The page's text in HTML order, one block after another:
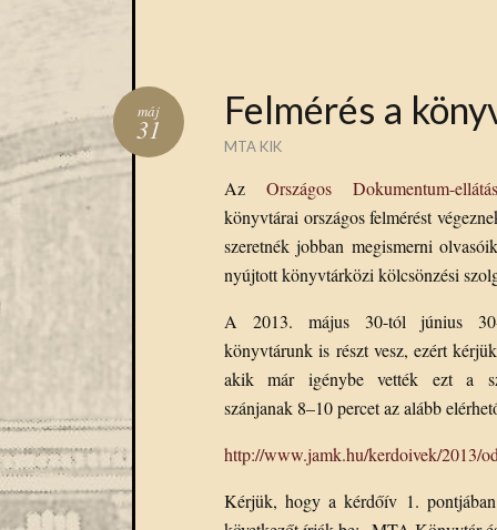
Felmérés a
máj
31
MTA KIK
Az Országos Dokumentum-
könyvtárai országos felmérést
szeretnék jobban megismerni
nyújtott könyvtárközi kölcsönzési
A 2013. május 30-tól június
könyvtárunk is részt vesz, ezért
akik már igénybe vették ezt a
szánjanak 8–10 percet az alább
http://www.jamk.hu/kerdoivek/2013/
Kérjük, hogy a kérdőív 1.